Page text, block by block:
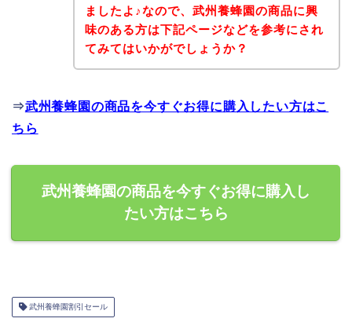
ましたよ♪なので、武州養蜂園の商品に興
味のある方は下記ページなどを参考にされ
てみてはいかがでしょうか？
⇒武州養蜂園の商品を今すぐお得に購入したい方はこ
ちら
武州養蜂園の商品を今すぐお得に購入し
たい方はこちら
武州養蜂園割引セール